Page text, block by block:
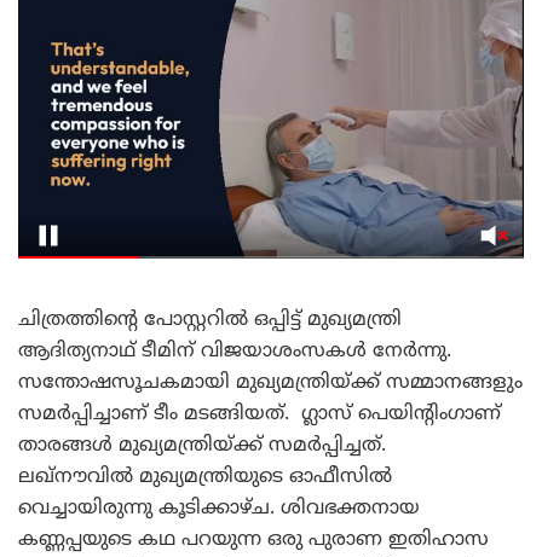
ചിത്രത്തിന്റെ പോസ്റ്ററിൽ ഒപ്പിട്ട് മുഖ്യമന്ത്രി
ആദിത്യനാഥ് ടീമിന് വിജയാശംസകൾ നേർന്നു.
സന്തോഷസൂചകമായി മുഖ്യമന്ത്രിയ്ക്ക് സമ്മാനങ്ങളും
സമർപ്പിച്ചാണ് ടീം മടങ്ങിയത്. ഗ്ലാസ് പെയിന്റിംഗാണ്
താരങ്ങൾ മുഖ്യമന്ത്രിയ്ക്ക് സമർപ്പിച്ചത്.
ലഖ്‌നൗവിൽ മുഖ്യമന്ത്രിയുടെ ഓഫീസിൽ
വെച്ചായിരുന്നു കൂടിക്കാഴ്ച. ശിവഭക്തനായ
കണ്ണപ്പയുടെ കഥ പറയുന്ന ഒരു പുരാണ ഇതിഹാസ